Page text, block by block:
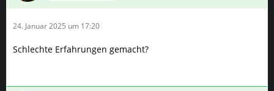
24. Januar 2025 um 17:20
Schlechte Erfahrungen gemacht?